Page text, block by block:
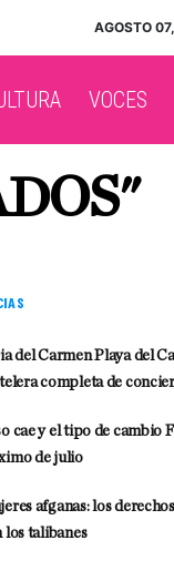
AGOSTO
VOCES
del Carmen Playa del
completa de
cae y el tipo de cambio
de julio
afganas: los
los talibanes